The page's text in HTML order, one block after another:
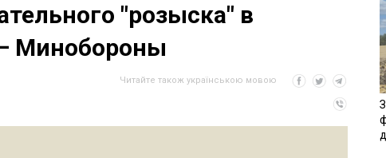
"розыска" в
Минобороны
Читайте також українською мовою